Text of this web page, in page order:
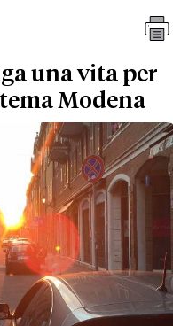
una vita per
Modena